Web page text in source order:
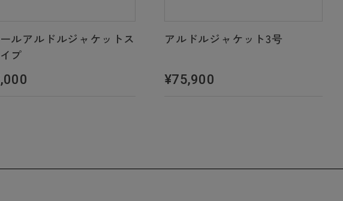
ルアルドルジャケットス
プ
アルドルジャケット3号
¥75,900